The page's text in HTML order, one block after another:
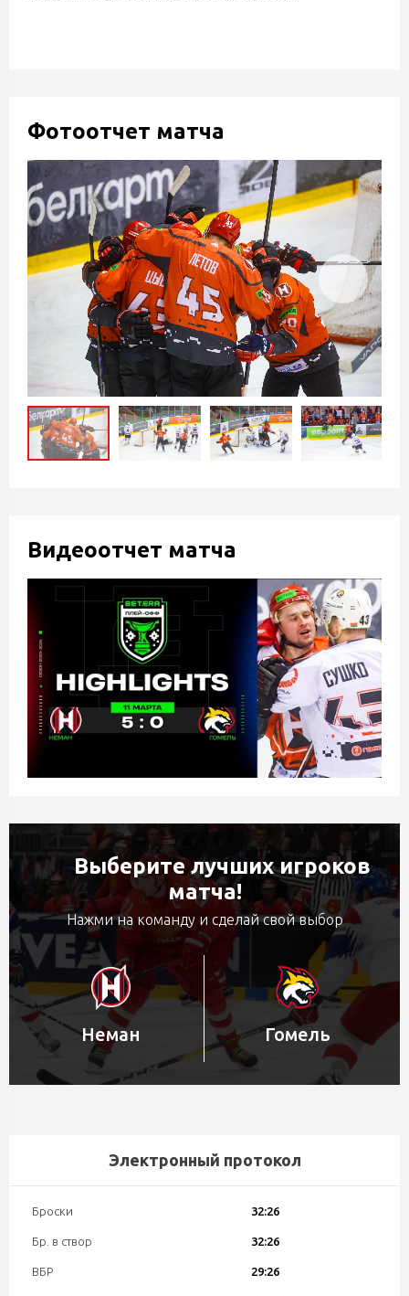
Фотоотчет матча
Видеоотчет матча
Выберите лучших игроков
матча!
Нажми на команду и сделай свой выбор
Неман Гомель
Электронный протокол
Броски 32:26
Бр. в створ 32:26
ВБР 29:26